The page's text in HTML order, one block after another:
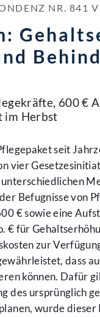
NR. 841
600 €
im Herbst
seit
vier
Befugnisse von
€ sowie eine
€ für
zur
dass
können. Dafür
des ursprünglich
wurde